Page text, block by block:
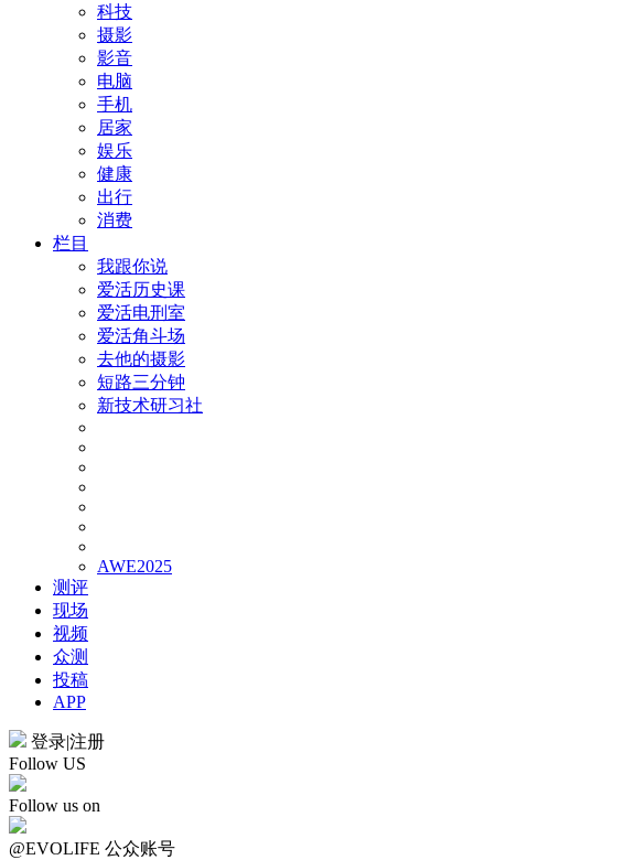
科技
摄影
影音
电脑
手机
居家
娱乐
健康
出行
消费
栏目
我跟你说
爱活历史课
爱活电刑室
爱活角斗场
去他的摄影
短路三分钟
新技术研习社
AWE2025
测评
现场
视频
众测
投稿
APP
登录|注册
Follow US
Follow us on
@EVOLIFE 公众账号